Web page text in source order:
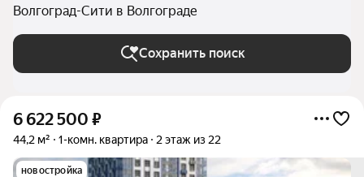
Волгоград-Сити в Волгограде
Сохранить поиск
6 622 500 ₽
44,2 м² 1-комн. квартира 2 этаж из 22
новостройка